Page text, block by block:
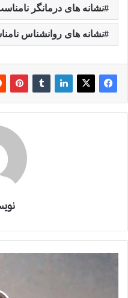
نشانه های درمانگر
نشانه های روانشناس